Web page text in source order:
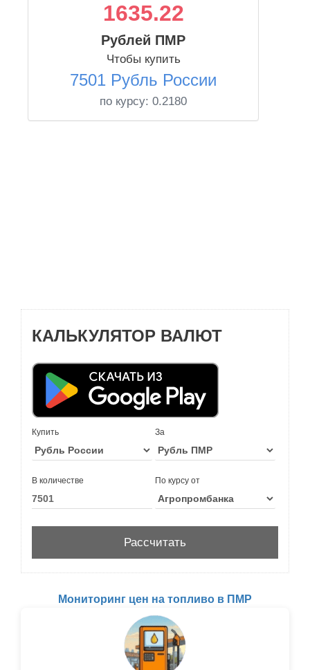
1635.22
Рублей ПМР
Чтобы купить
7501 Рубль России
по курсу: 0.2180
КАЛЬКУЛЯТОР ВАЛЮТ
Купить За
В количестве По курсу от
Мониторинг цен на топливо в ПМР